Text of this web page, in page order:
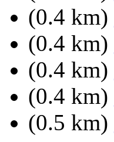
(0.4 km)
(0.4 km)
(0.4 km)
(0.4 km)
(0.5 km)